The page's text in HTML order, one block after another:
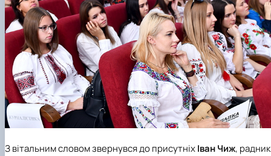
З вітальним словом звернувся до присутніхІван Чиж, радник